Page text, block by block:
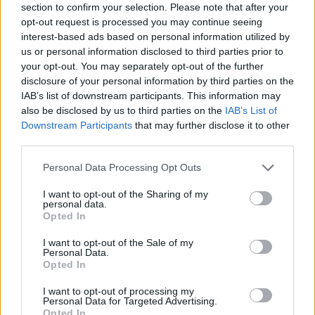
section to confirm your selection. Please note that after your
opt-out request is processed you may continue seeing
interest-based ads based on personal information utilized by
us or personal information disclosed to third parties prior to
your opt-out. You may separately opt-out of the further
disclosure of your personal information by third parties on the
IAB’s list of downstream participants. This information may
also be disclosed by us to third parties on the IAB’s List of
Downstream Participants that may further disclose it to other
Please note that this website/app uses one or more Google
not limited to your visit or usage behaviour. You may click to
grant or deny consent to Google and its third-party tags to
use your data for below specified purposes in below Google
consent section.
Personal Data Processing Opt Outs
I want to opt-out of the Sharing of my
personal data.
Opted In
I want to opt-out of the Sale of my
Personal Data.
Opted In
I want to opt-out of processing my
Personal Data for Targeted Advertising.
Opted In
της Ελληνικής Αστυνομίας, βρέθηκαν οι μέχρι χθες "ανύπαρκτοι" που είχαν
εγκλωβιστεί σε νησίδα στον Έβρο. Ρωτάμε την κυβέρνηση, σε συνέχεια της
χθεσινής μας ανακοίνωσης με την οποία ζητούσαμε επίσημη και υπεύθυνη
ενημέρωση:»Πώς εξηγεί την αιφνίδια "ανακάλυψη" των ανθρώπων αυτών, όταν
η ίδια, μέσω του αρμόδιου υπουργού Ν. Μηταράκη και επίσημων ανακοινώσεων
της ΕΛΑΣ, διαβεβαίωνε ότι δεν είχε εντοπιστεί ανθρώπινη παρουσία στη νησίδα
που ήταν εγκλωβισμένοι και επιτιθόταν με απαράδεκτους χαρακτηρισμούς στον
ΣΥΡΙΖΑ-ΠΣ που ανέδειξε το θέμα; »Θα ζητήσει συγγνώμη από τον ελληνικό λαό για
τις διαρροές ότι επρόκειτο για fake news; »Ή θα οχυρωθεί πίσω από δικολαβίες
για τις ακριβείς συντεταγμένες στις οποίες την τάδε ώρα δεν υπήρχαν
αναδείξει τις τουρκικές ευθύνες για τα γεγονότα των τελευταίων ημερών ή έχει
λόγους να θεωρεί πως καλύτερα να μην εμπλακούν στο θέμα; »Θα θέσει
αποφάσεις του Συμφώνου του Μαρακές του ΟΗΕ που προβλέπουν αναλογική
κατανομή προσφύγων και νόμιμες ασφαλείς διόδους για να αντιμετωπιστούν οι
»Υπενθυμίζουμε τέλος στην κυβέρνηση τις υποχρεώσεις της από τις σχετικές